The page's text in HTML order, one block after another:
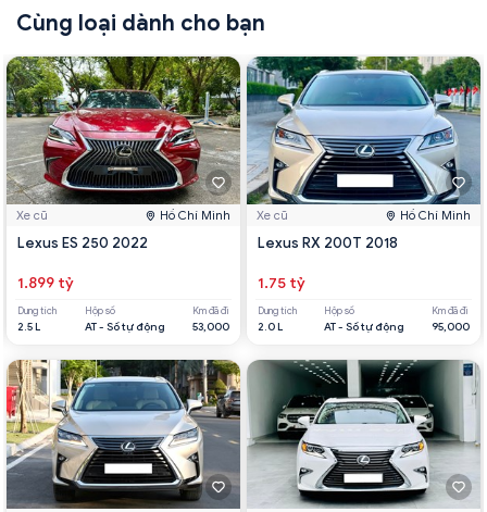
Cùng loại dành cho bạn
Xe cũ Hồ Chí Minh
Lexus ES 250 2022
1.899 tỷ
Dung tích
2.5 L
Hộp số
AT - Số tự động
Km đã đi
53,000
Xe cũ Hồ Chí Minh
Lexus RX 200T 2018
1.75 tỷ
Dung tích
2.0 L
Hộp số
AT - Số tự động
Km đã đi
95,000